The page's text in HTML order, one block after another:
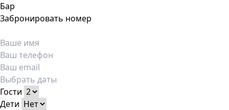
Бар
Забронировать номер
Гости
Дети